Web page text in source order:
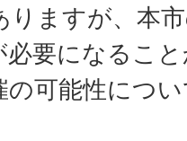
りますが、本
必要になるこ
の可能性につ